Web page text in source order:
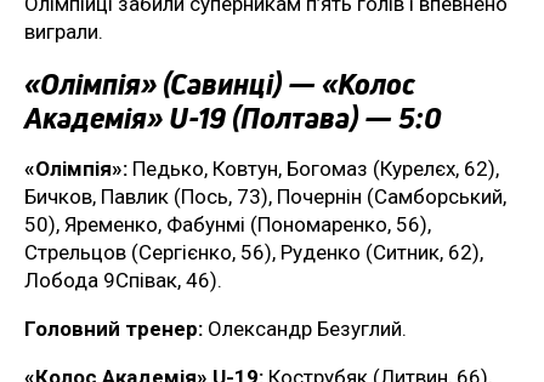
виграли.
«Олімпія» (Савинці) — «Колос
Академія» U-19 (Полтава) — 5:0
«Олімпія»: Педько, Ковтун, Богомаз (Курелєх, 62),
Бичков, Павлик (Пось, 73), Почернін (Самборський,
50), Яременко, Фабунмі (Пономаренко, 56),
Стрельцов (Сергієнко, 56), Руденко (Ситник, 62),
Лобода 9Співак, 46).
Головний тренер: Олександр Безуглий.
«Колос Академія» U-19: Кострубяк (Литвин, 66),